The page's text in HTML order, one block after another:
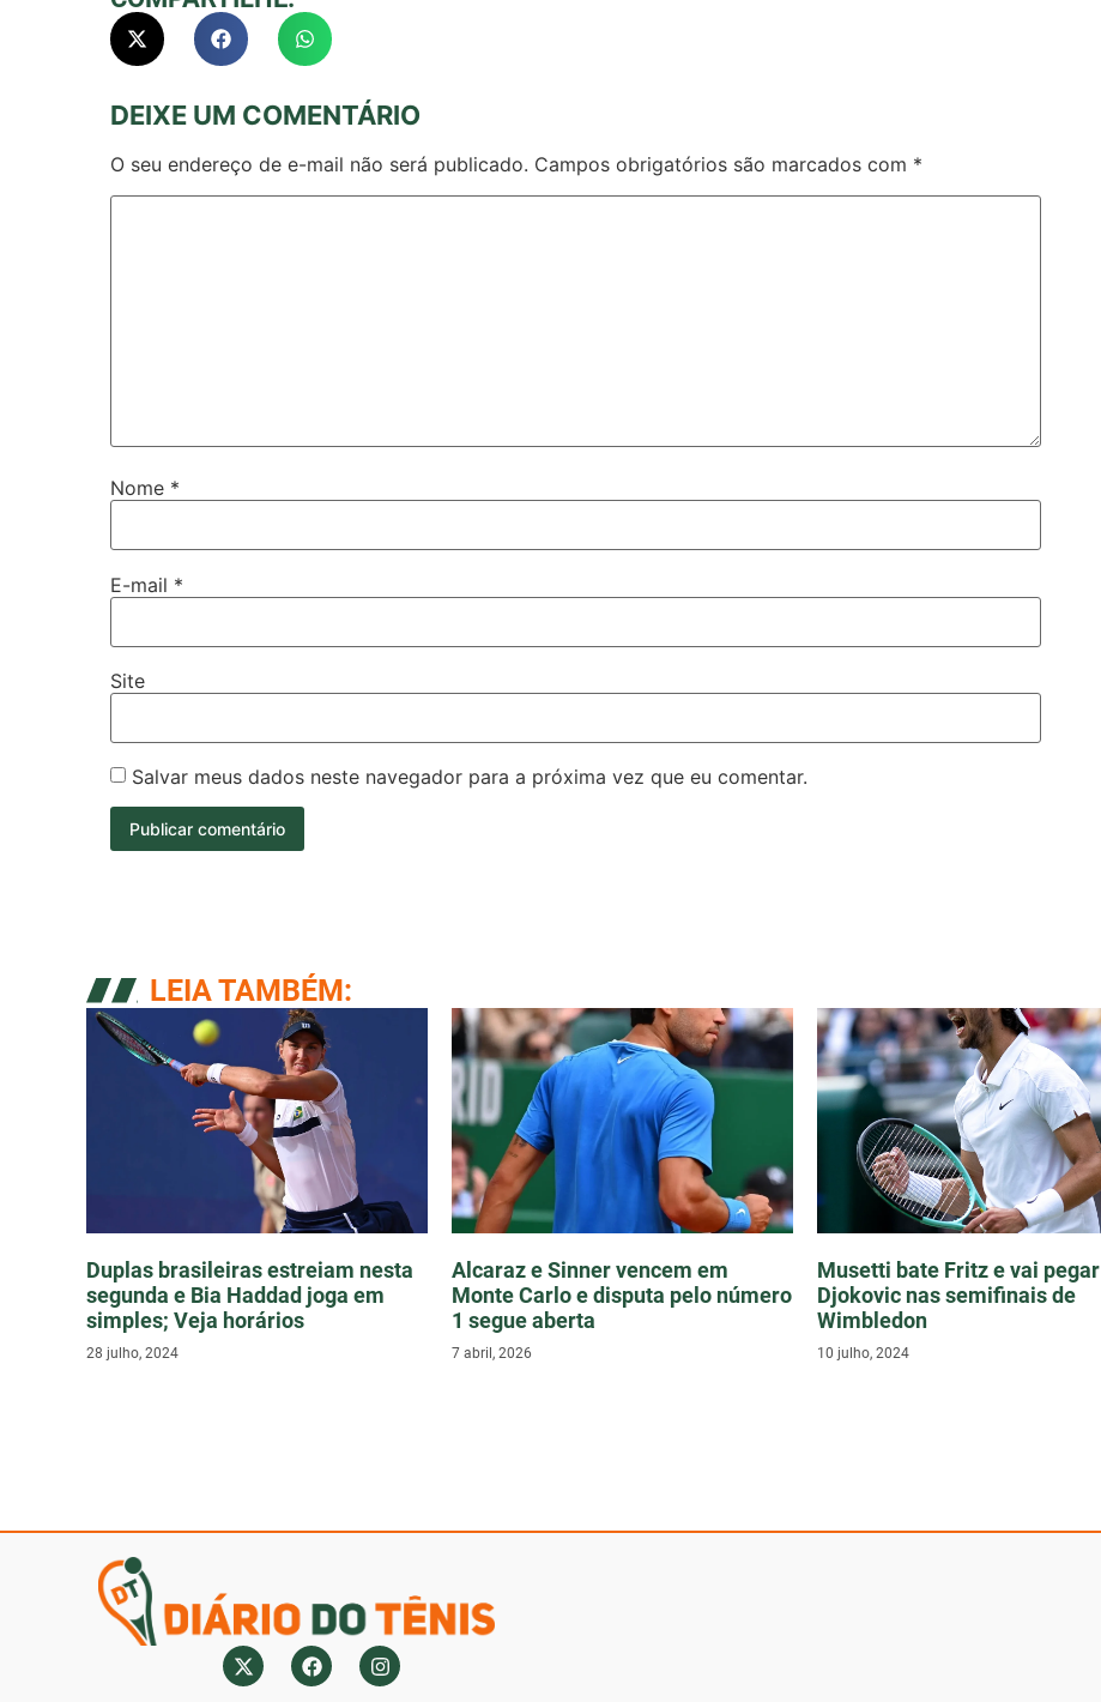
DEIXE UM COMENTÁRIO
O seu endereço de e-mail não será publicado. Campos obrigatórios são marcados com *
Nome *
E-mail *
Site
Salvar meus dados neste navegador para a próxima vez que eu comentar.
LEIA TAMBÉM:
Duplas brasileiras estreiam nesta
segunda e Bia Haddad joga em
simples; Veja horários
28 julho, 2024
Alcaraz e Sinner vencem em
Monte Carlo e disputa pelo número
1 segue aberta
7 abril, 2026
Musetti bate Fritz e vai pegar
Djokovic nas semifinais de
Wimbledon
10 julho, 2024